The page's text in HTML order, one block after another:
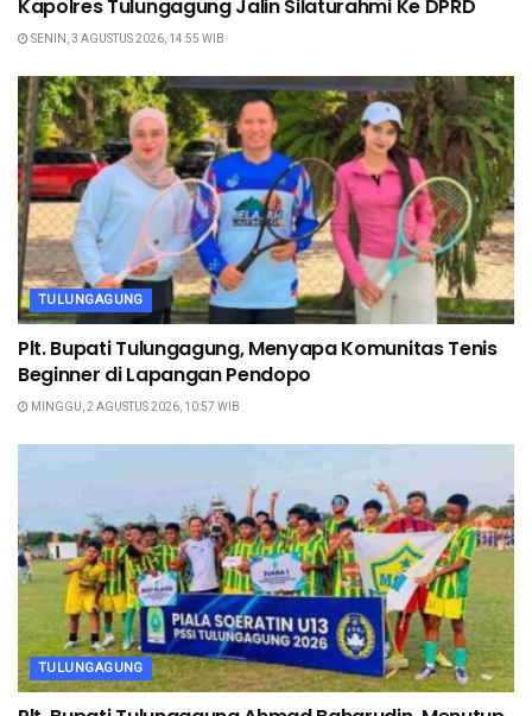
Kapolres Tulungagung Jalin Silaturahmi Ke DPRD
SENIN, 3 AGUSTUS 2026, 14:55 WIB
TULUNGAGUNG
Plt. Bupati Tulungagung, Menyapa Komunitas Tenis
Beginner di Lapangan Pendopo
MINGGU, 2 AGUSTUS 2026, 10:57 WIB
TULUNGAGUNG